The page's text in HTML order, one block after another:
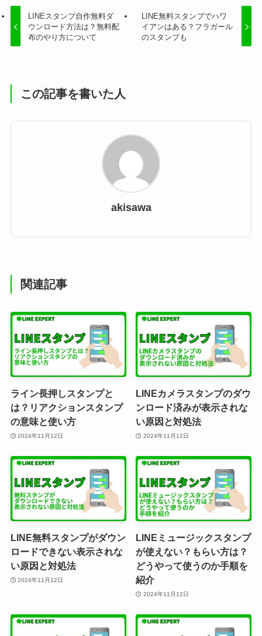
LINEスタンプ自作無料ダ
ウンロード方法は？無料配
布のやり方について
LINE無料スタンプでハワ
イアンはある？フラガール
のスタンプも
この記事を書いた人
akisawa
関連記事
ライン長押しスタンプと
は？リアクションスタンプ
の意味と使い方
2024年11月12日
LINEカメラスタンプのダウ
ンロード済みが表示されな
い原因と対処法
2024年11月12日
LINE無料スタンプがダウン
ロードできない表示されな
い原因と対処法
2024年11月12日
LINEミュージックスタンプ
が使えない？もらい方は？
どうやって使うのか手順を
紹介
2024年11月12日